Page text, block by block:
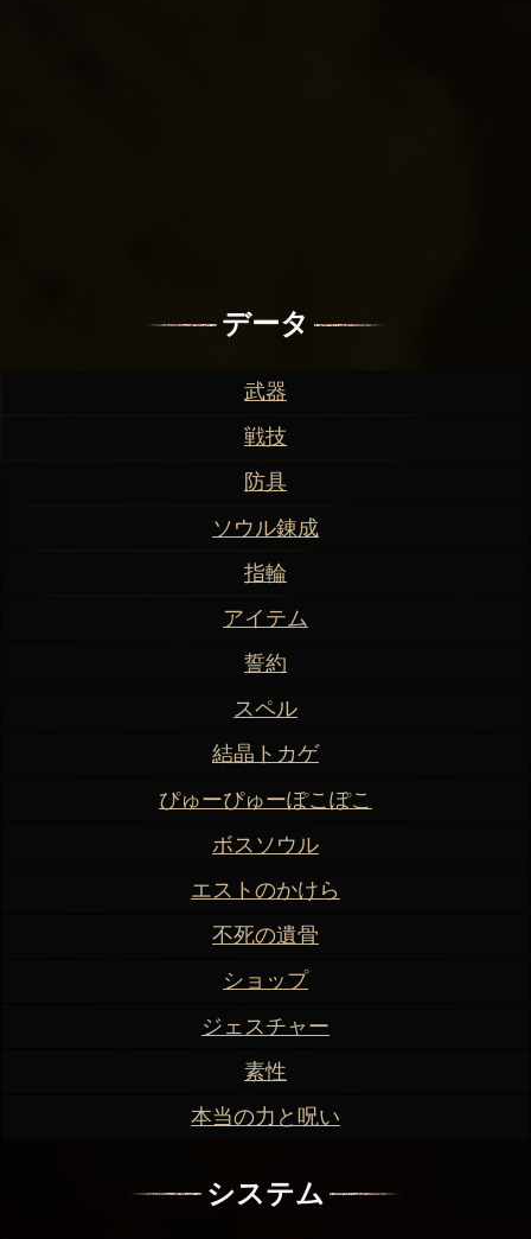
データ
武器
戦技
防具
ソウル錬成
指輪
アイテム
誓約
スペル
結晶トカゲ
ぴゅーぴゅーぽこぽこ
ボスソウル
エストのかけら
不死の遺骨
ショップ
ジェスチャー
素性
本当の力と呪い
システム